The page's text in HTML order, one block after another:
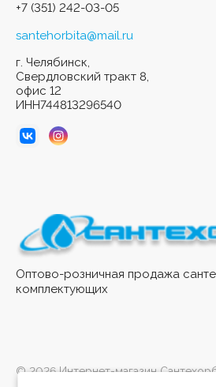
Оптово-розничная продажа
комплектующих
+7 (351) 242-03-05
santehorbita@mail.ru
г. Челябинск,
Свердловский тракт 8,
офис 12
ИНН744813296540
© 2026 Интернет-магазин